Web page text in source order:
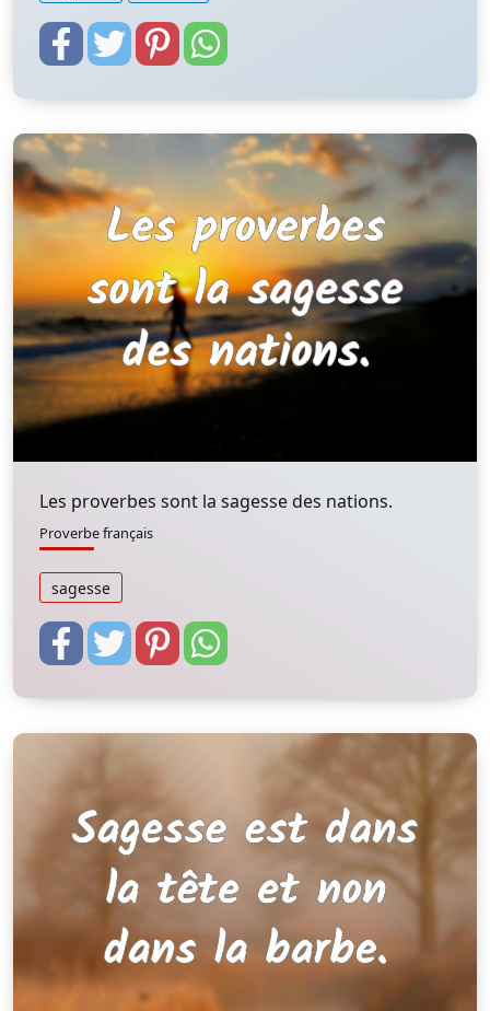
Les proverbes sont la sagesse des nations.
Proverbe français
sagesse